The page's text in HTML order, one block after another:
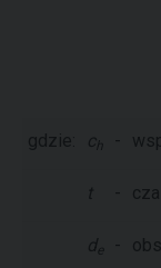
gdzie: c h -
t -
de -